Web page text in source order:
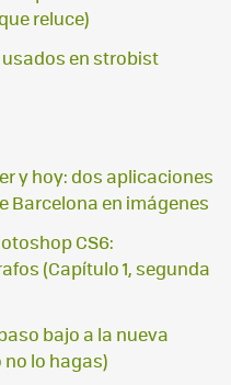
reluce)
en strobist
y hoy: dos aplicaciones
Barcelona en imágenes
CS6:
(Capítulo 1, segunda
bajo a la nueva
no lo hagas)